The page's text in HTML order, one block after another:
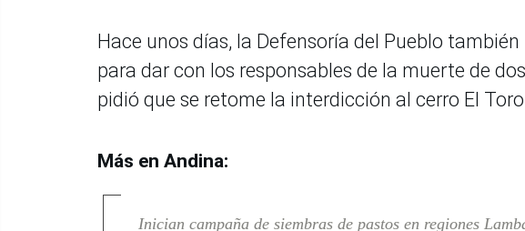
Hace unos días, la Defensoría del Pueblo
para dar con los responsables de la muerte de
pidió que se retome la interdicción al cerro El
Más en Andina:
Inician campaña de siembras de pastos en regiones